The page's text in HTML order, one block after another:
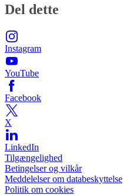
Del dette
Instagram
YouTube
Facebook
X
LinkedIn
Tilgængelighed
Betingelser og vilkår
Meddelelser om databeskyttelse
Politik om cookies